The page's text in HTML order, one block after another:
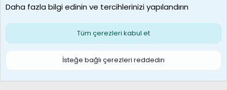
Çerezler
S
Daha fazla bilgi edinin ve tercihlerinizi yapılandırın
Tüm çerezleri kabul et
İsteğe bağlı çerezleri reddedin